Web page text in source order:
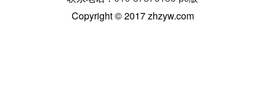
Copyright © 2017 zhzyw.com